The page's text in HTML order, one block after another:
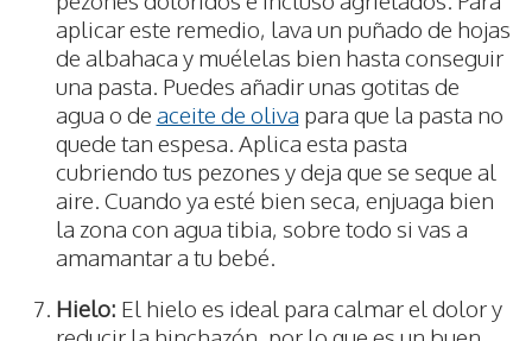
aplicar este remedio, lava un puñado de hojas
de albahaca y muélelas bien hasta conseguir
una pasta. Puedes añadir unas gotitas de
agua o de aceite de oliva para que la pasta no
quede tan espesa. Aplica esta pasta
cubriendo tus pezones y deja que se seque al
aire. Cuando ya esté bien seca, enjuaga bien
la zona con agua tibia, sobre todo si vas a
amamantar a tu bebé.
Hielo: El hielo es ideal para calmar el dolor y